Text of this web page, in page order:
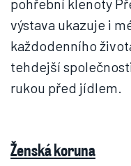
pohřební klenoty
výstava ukazuje i
každodenního
tehdejší
rukou před jídlem.
Ženská koruna